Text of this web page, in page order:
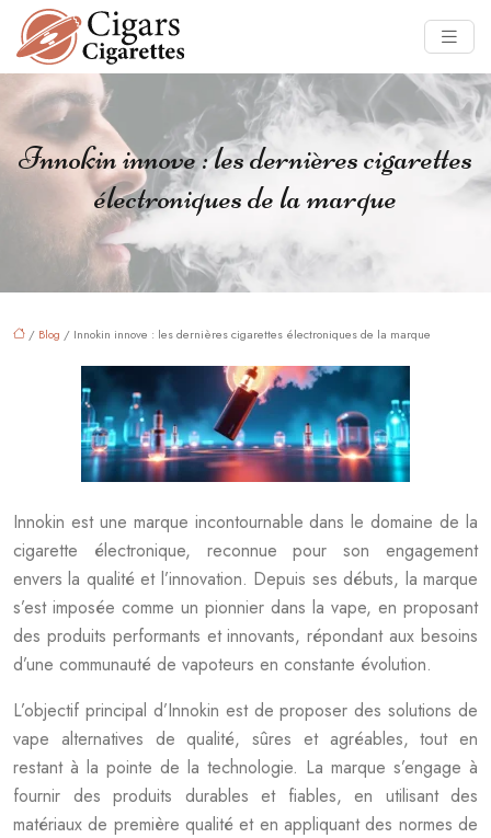
Innokin innove : les dernières cigarettes
électroniques de la marque
/ Blog / Innokin innove : les dernières cigarettes électroniques de la marque
Innokin est une marque incontournable dans le domaine de la
cigarette électronique, reconnue pour son engagement
envers la qualité et l’innovation. Depuis ses débuts, la marque
s’est imposée comme un pionnier dans la vape, en proposant
des produits performants et innovants, répondant aux besoins
d’une communauté de vapoteurs en constante évolution.
L’objectif principal d’Innokin est de proposer des solutions de
vape alternatives de qualité, sûres et agréables, tout en
restant à la pointe de la technologie. La marque s’engage à
fournir des produits durables et fiables, en utilisant des
matériaux de première qualité et en appliquant des normes de